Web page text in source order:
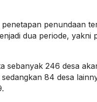
penundaan
dua periode, yakni
sebanyak 246 desa
84 desa